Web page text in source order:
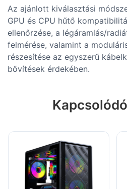
Az ajánlott kiválasztási
GPU és CPU hűtő
ellenőrzése, a légáramlás/
felmérése, valamint a
részesítése az egyszerű
bővítések érdekében.